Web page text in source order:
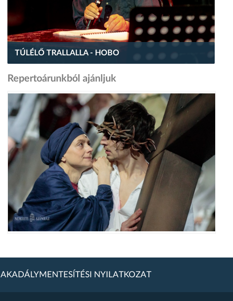
TÚLÉLŐ TRALLALLA - HOBO
Repertoárunkból ajánljuk
AKADÁLYMENTESÍTÉSI NYILATKOZAT